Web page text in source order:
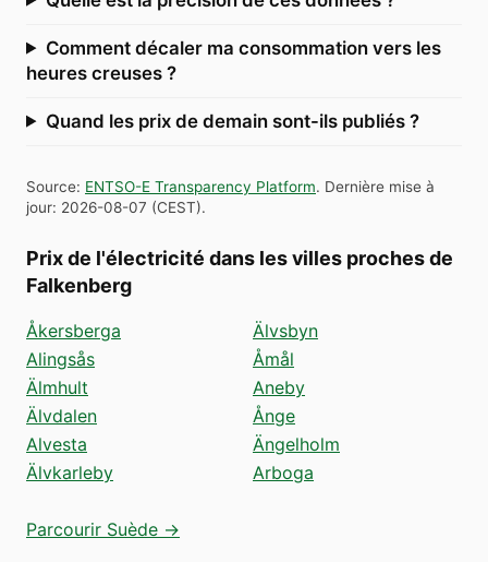
Comment décaler ma consommation vers les
heures creuses ?
Quand les prix de demain sont-ils publiés ?
Source: ENTSO-E Transparency Platform. Dernière mise à
jour: 2026-08-07 (CEST).
Prix de l'électricité dans les villes proches de
Falkenberg
Åkersberga
Alingsås
Älmhult
Älvdalen
Alvesta
Älvkarleby
Älvsbyn
Åmål
Aneby
Ånge
Ängelholm
Arboga
Parcourir Suède →